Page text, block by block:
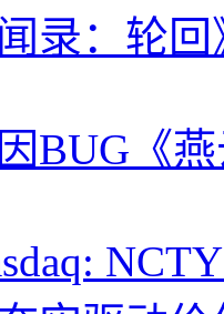
录：轮
BUG《